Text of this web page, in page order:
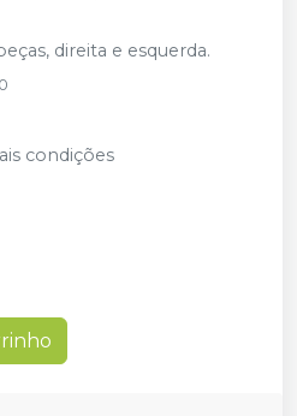
direita e esquerda.
condições